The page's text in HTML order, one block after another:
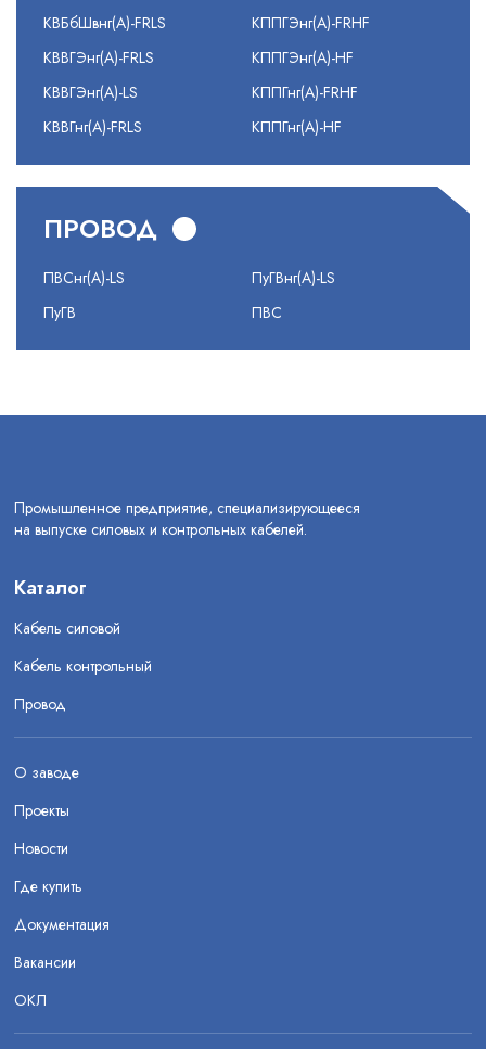
КВБбШвнг(А)-FRLS
КВВГЭнг(А)-FRLS
КВВГЭнг(А)-LS
КВВГнг(А)-FRLS
КППГЭнг(А)-FRHF
КППГЭнг(А)-HF
КППГнг(А)-FRHF
КППГнг(А)-HF
ПРОВОД
ПВСнг(А)-LS
ПуГВ
ПуГВнг(А)-LS
ПВС
Промышленное предприятие, специализирующееся
на выпуске силовых и контрольных кабелей.
Каталог
Кабель силовой
Кабель контрольный
Провод
О заводе
Проекты
Новости
Где купить
Документация
Вакансии
ОКЛ